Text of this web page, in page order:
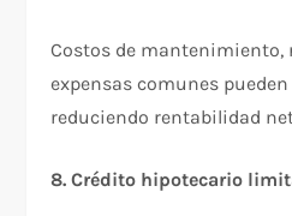
Costos de mantenimiento,
expensas comunes
reduciendo rentabilidad
8. Crédito hipotecario